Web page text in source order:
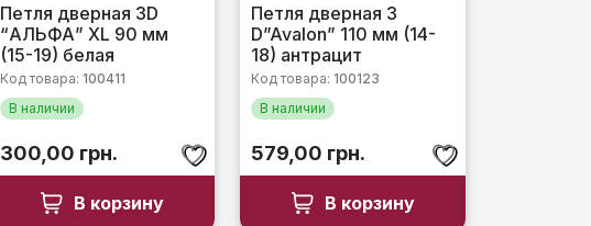
Оценка
0
из
5
Петля дверная 3D
“АЛЬФА” XL 90 мм
(15-19) белая
Код товара:100411
В наличии
300,00 грн.
В корзину
Оценка
0
из
5
Петля дверная 3
D”Avalon” 110 мм (14-
18) антрацит
Код товара:100123
В наличии
579,00 грн.
В корзину